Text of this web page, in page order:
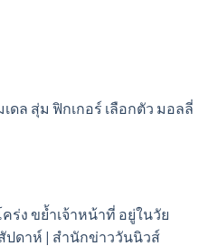
เดล สุ่ม ฟิกเกอร์ เลือกตัว มอลลี่
คร่ง ขย้ำเจ้าหน้าที่ อยู่ในวัย
ปดาห์ | สำนักข่าววันนิวส์